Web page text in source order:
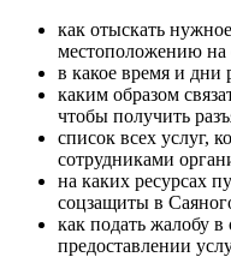
как отыскать
местоположению на
в какое время и дни
каким образом
чтобы получить
список всех услуг,
сотрудниками
на каких ресурсах
соцзащиты в
как подать жалобу
предоставлении